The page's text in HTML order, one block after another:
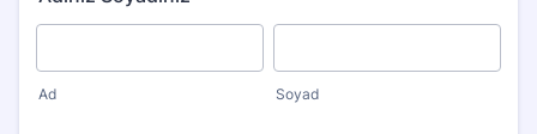
Ad Soyad